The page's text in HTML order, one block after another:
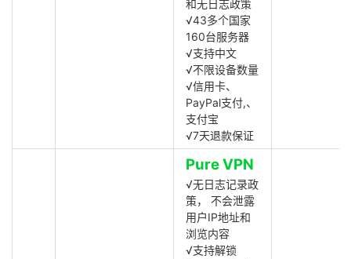
和无日志政策
√43多个国家
160台服务器
√支持中文
√不限设备数量
√信用卡、
PayPal支付,、
支付宝
√7天退款保证
Pure VPN
√无日志记录政
策， 不会泄露
用户IP地址和
浏览内容
√支持解锁